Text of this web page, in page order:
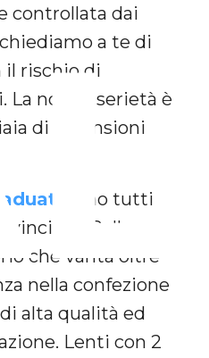
controllata dai
a te di
il rischio di
nostra serietà è
di recensioni
sono tutti
di Belluno
che vanta oltre
nella confezione
alta qualità ed
Lenti con 2